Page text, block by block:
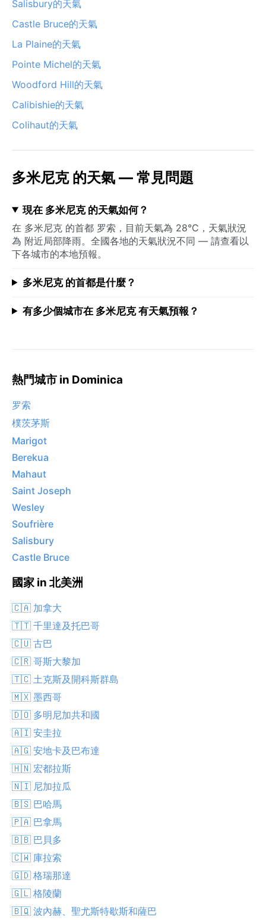
Salisbury的天氣
Castle Bruce的天氣
La Plaine的天氣
Pointe Michel的天氣
Woodford Hill的天氣
Calibishie的天氣
Colihaut的天氣
多米尼克 的天氣 — 常見問題
現在 多米尼克 的天氣如何？
在 多米尼克 的首都 罗索，目前天氣為 28°C，天氣狀況
為 附近局部降雨。全國各地的天氣狀況不同 — 請查看以
下各城市的本地預報。
多米尼克 的首都是什麼？
有多少個城市在 多米尼克 有天氣預報？
熱門城市 in Dominica
罗索
樸茨茅斯
Marigot
Berekua
Mahaut
Saint Joseph
Wesley
Soufrière
Salisbury
Castle Bruce
國家 in 北美洲
🇨🇦 加拿大
🇹🇹 千里達及托巴哥
🇨🇺 古巴
🇨🇷 哥斯大黎加
🇹🇨 土克斯及開科斯群島
🇲🇽 墨西哥
🇩🇴 多明尼加共和國
🇦🇮 安圭拉
🇦🇬 安地卡及巴布達
🇭🇳 宏都拉斯
🇳🇮 尼加拉瓜
🇧🇸 巴哈馬
🇵🇦 巴拿馬
🇧🇧 巴貝多
🇨🇼 庫拉索
🇬🇩 格瑞那達
🇬🇱 格陵蘭
🇧🇶 波內赫、聖尤斯特歇斯和薩巴